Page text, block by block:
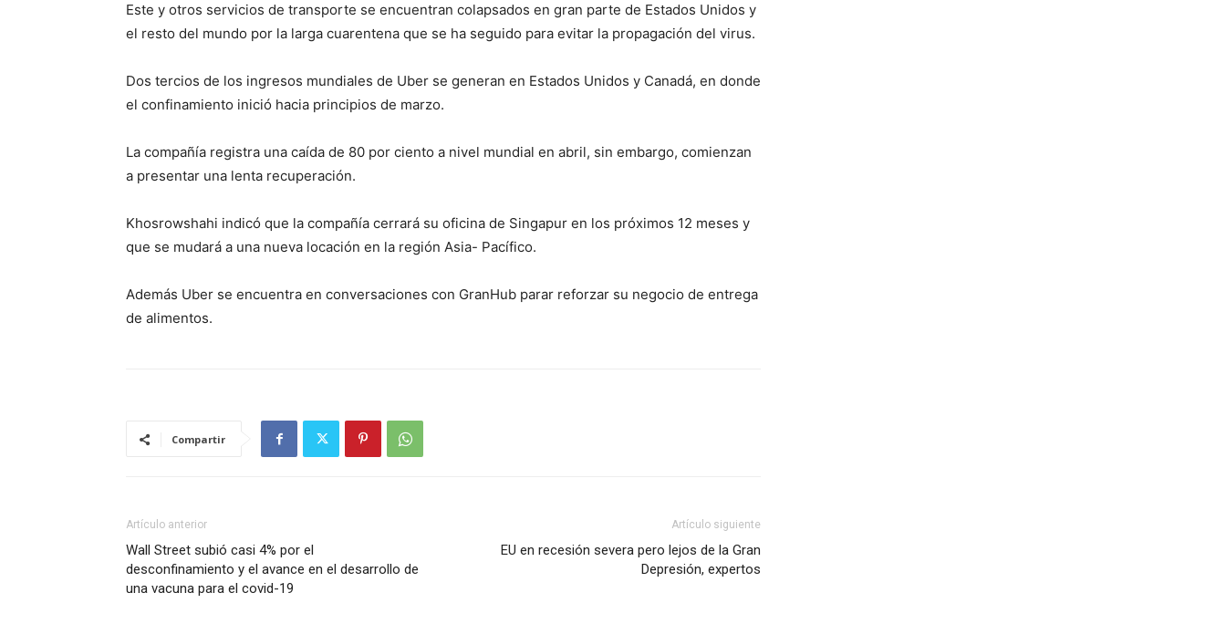
Este y otros servicios de transporte se encuentran colapsados en gran parte de Estados Unidos y
el resto del mundo por la larga cuarentena que se ha seguido para evitar la propagación del virus.
Dos tercios de los ingresos mundiales de Uber se generan en Estados Unidos y Canadá, en donde
el confinamiento inició hacia principios de marzo.
La compañía registra una caída de 80 por ciento a nivel mundial en abril, sin embargo, comienzan
a presentar una lenta recuperación.
Khosrowshahi indicó que la compañía cerrará su oficina de Singapur en los próximos 12 meses y
que se mudará a una nueva locación en la región Asia- Pacífico.
Además Uber se encuentra en conversaciones con GranHub parar reforzar su negocio de entrega
de alimentos.
Compartir
Artículo anterior
Wall Street subió casi 4% por el
desconfinamiento y el avance en el desarrollo de
una vacuna para el covid-19
Artículo siguiente
EU en recesión severa pero lejos de la Gran
Depresión, expertos